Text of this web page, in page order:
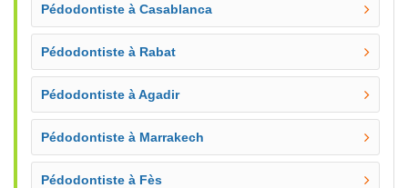
Pédodontiste à Casablanca
Pédodontiste à Rabat
Pédodontiste à Agadir
Pédodontiste à Marrakech
Pédodontiste à Fès